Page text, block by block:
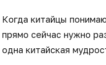
Когда китайцы
прямо сейчас нужно
одна китайская